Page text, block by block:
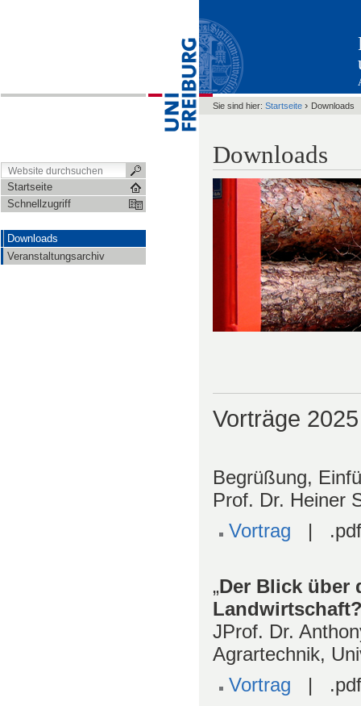
Startseite
Schnellzugriff
Downloads
Veranstaltungsarchiv
Sie sind hier: Startseite › Downloads
Downloads
Vorträge 2025
Begrüßung,
Prof. Dr. Heiner
Vortrag | .pdf
„Der Blick über
JProf. Dr.
Agrartechnik,
Vortrag | .pdf